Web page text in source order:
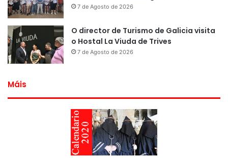
7 de Agosto de 2026
O director de Turismo de Galicia visita
o Hostal La Viuda de Trives
7 de Agosto de 2026
Máis